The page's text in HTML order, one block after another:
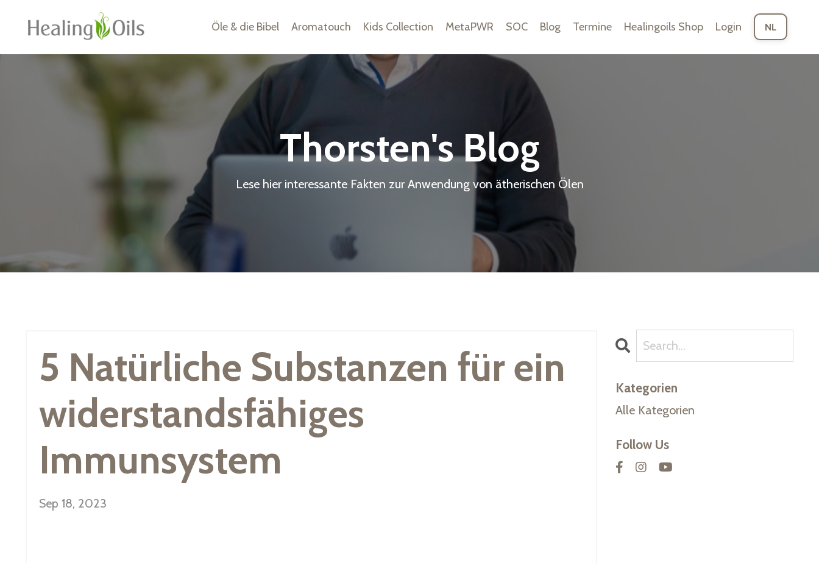
Öle & die Bibel Aromatouch Kids Collection MetaPWR SOC Blog Termine Healingoils Shop Login NL
Thorsten's Blog
Lese hier interessante Fakten zur Anwendung von ätherischen Ölen
5 Natürliche Substanzen für ein
widerstandsfähiges
Immunsystem
Sep 18, 2023
Kategorien
Alle Kategorien
Follow Us